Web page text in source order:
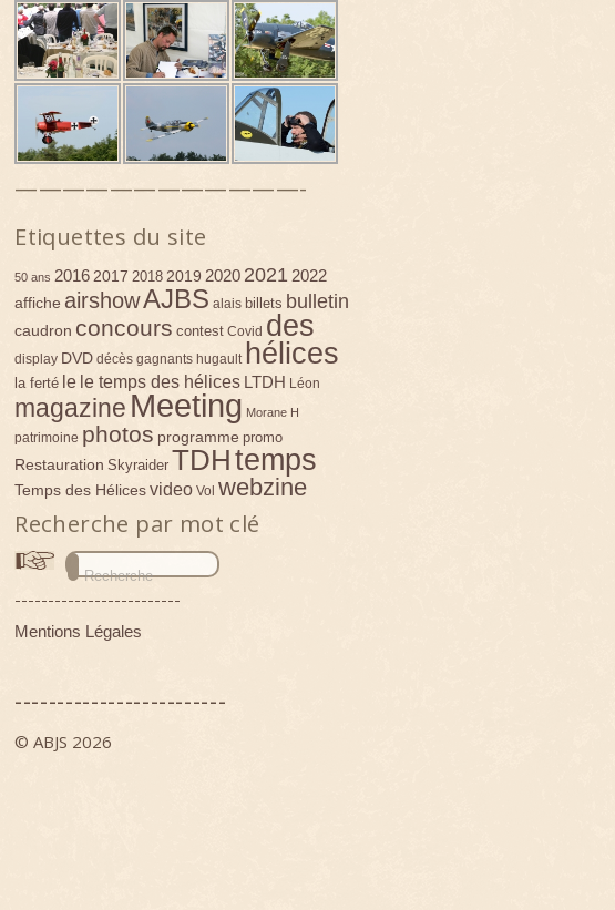
————————————-
Etiquettes du site
50 ans 2016 2017 2018 2019 2020 2021 2022
affiche airshowAJBS alais billets bulletin
caudron concours contest Covid des
display DVD décès gagnants hugault hélices
la ferté le le temps des hélices LTDH Léon
magazine Meeting Morane H
patrimoine photos programme promo
Restauration Skyraider TDHtemps
Temps des Hélicesvideo Vol webzine
Recherche par mot clé
-------------------------
Mentions Légales
-------------------------
© ABJS 2026